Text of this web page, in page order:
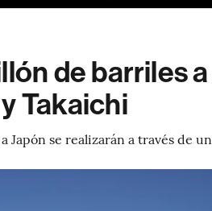
de barriles
Takaichi
se realizarán a través de